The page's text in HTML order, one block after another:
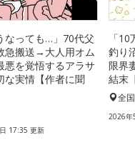
なっても…」70代父
急搬送→大人用オム
悪を覚悟するアラサ
な実情【作者に聞
17:35 更新
「
釣り
限界
結末
全国
2026年